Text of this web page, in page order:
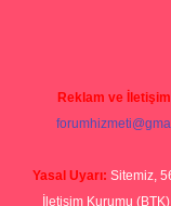
Reklam ve
Yasal Uyarı: Sitemiz,
İletişim Kurumu